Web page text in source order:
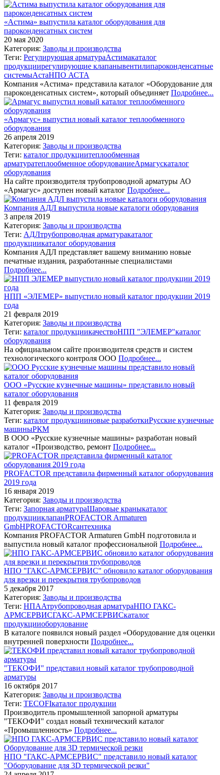
«Астима» выпустила каталог оборудования для
пароконденсатных систем
20 мая 2020
Категория: Заводы и производства
Теги: Регулирующая арматураАстимакаталог
продукциирегулирующие клапанывентилипароконденсатные
системыАстаНПО АСТА
Компания «Астима» представила каталог «Оборудование для
пароконденсатных систем», который объединяет Подробнее...
«Армагус» выпустил новый каталог теплообменного
оборудования
26 апреля 2019
Категория: Заводы и производства
Теги: каталог продукциитеплообменная
арматуратеплообменное оборудованиеАрмагускаталог
оборудования
На сайте производителя трубопроводной арматуры АО
«Армагус» доступен новый каталог Подробнее...
Компания АДЛ выпустила новые каталоги оборудования
3 апреля 2019
Категория: Заводы и производства
Теги: АДЛтрубопроводная арматуракаталог
продукциикаталог оборудования
Компания АДЛ представляет вашему вниманию новые
печатные издания, разработанные специалистами
Подробнее...
НПП «ЭЛЕМЕР» выпустило новый каталог продукции 2019
года
21 февраля 2019
Категория: Заводы и производства
Теги: каталог продукциикачествоНПП "ЭЛЕМЕР"каталог
оборудования
На официальном сайте производителя средств и систем
технологического контроля ООО Подробнее...
ООО «Русские кузнечные машины» представило новый
каталог оборудования
11 февраля 2019
Категория: Заводы и производства
Теги: каталог продукцииновые разработкиРусские кузнечные
машиныРКМ
В ООО «Русские кузнечные машины» разработан новый
каталог «Производство, ремонт Подробнее...
PROFACTOR представила фирменный каталог оборудования
2019 года
16 января 2019
Категория: Заводы и производства
Теги: Запорная арматураШаровые краныкаталог
продукцииклапанPROFACTOR Armaturen
GmbHPROFACTORсантехника
Компания PROFACTOR Armaturen GmbH подготовила и
выпустила новый каталог профессиональной Подробнее...
НПО "ГАКС-АРМСЕРВИС" обновило каталог оборудования
для врезки и перекрытия трубопроводов
5 декабря 2017
Категория: Заводы и производства
Теги: НПААтрубопроводная арматураНПО ГАКС-
АРМСЕРВИСГАКС-АРМСЕРВИСкаталог
продукцииоборудование
В каталоге появился новый раздел «Оборудование для оценки
внутренней поверхности Подробнее...
"ТЕКОФИ" представил новый каталог трубопроводной
арматуры
16 октября 2017
Категория: Заводы и производства
Теги: TECOFIкаталог продукции
Производитель промышленной запорной арматуры
"ТЕКОФИ" создал новый технический каталог
«Промышленность» Подробнее...
НПО "ГАКС-АРМСЕРВИС" представило новый каталог
"Оборудование для 3D термической резки"